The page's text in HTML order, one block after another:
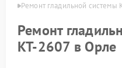
Ремонт гладильной системы
Ремонт
КТ-2607 в Орле